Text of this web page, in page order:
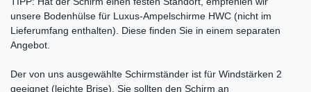
unsere Bodenhülse für Luxus-Ampelschirme HWC (nicht im
Lieferumfang enthalten). Diese finden Sie in einem separaten
Angebot.
Der von uns ausgewählte Schirmständer ist für Windstärken 2
geeignet (leichte Brise). Sie sollten den Schirm an